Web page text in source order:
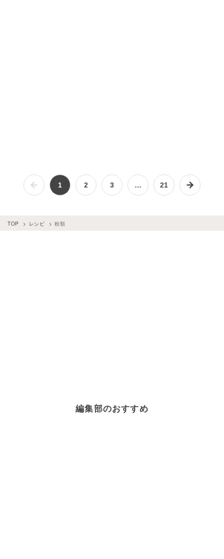
1 2 3 … 21
TOP レシピ 粉類
編集部のおすすめ